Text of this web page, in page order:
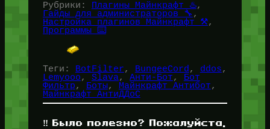
Рубрики: Плагины Майнкрафт ♨️
Гайды для администраторов 🔧
Настройка плагинов Майнкрафт ⚒️
Программы ⌨️
Теги: BotFilter, BungeeCord , ddos
Lemyooo, Slava, Анти-Бот,
Бот
Фильтр, Боты, Майнкрафт Антибот
Майнкрафт АнтиДДоС
‼️ Было полезно? Пожалуйста,